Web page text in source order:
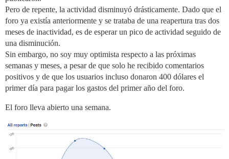
Pero de repente, la actividad disminuyó drásticamente. Dado que el
foro ya existía anteriormente y se trataba de una reapertura tras dos
meses de inactividad, es de esperar un pico de actividad seguido de
una disminución.
Sin embargo, no soy muy optimista respecto a las próximas
semanas y meses, a pesar de que solo he recibido comentarios
positivos y de que los usuarios incluso donaron 400 dólares el
primer día para pagar los gastos del primer año del foro.
El foro lleva abierto una semana.